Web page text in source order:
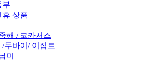
부
휴 상품
해 / 코카서스
/두바이/ 이집트
미